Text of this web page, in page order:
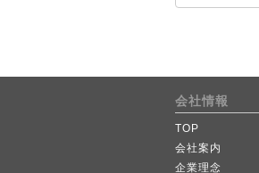
会社情報
TOP
会社案内
企業理念